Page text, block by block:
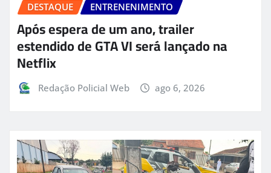
DESTAQUE ENTRENENIMENTO
Após espera de um ano, trailer
estendido de GTA VI será lançado na
Netflix
Redação Policial Web ago 6, 2026